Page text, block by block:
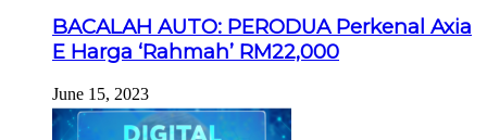
BACALAH AUTO: PERODUA Perkenal Axia
E Harga ‘Rahmah’ RM22,000
June 15, 2023